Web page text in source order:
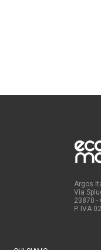
Argos
Via
23870 -
P. IVA